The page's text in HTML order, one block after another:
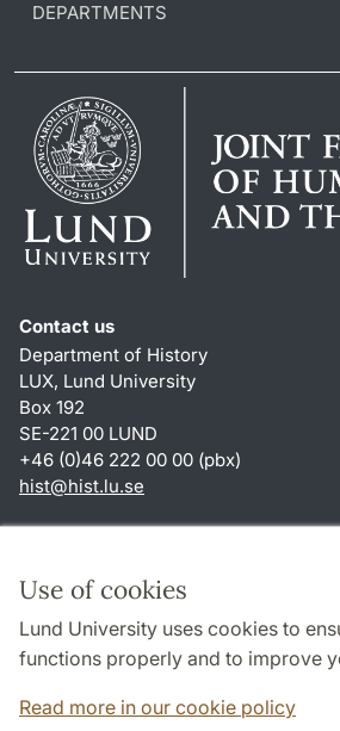
Use of cookies
Lund University uses cookies to
functions properly and to improve
Read more in our cookie policy
DEPARTMENTS
Contact us
Department of History
LUX, Lund University
Box 192
SE-221 00 LUND
+46 (0)46 222 00 00 (pbx)
hist@hist.lu.se
About this website and cookies
Privacy policy
Accessibility